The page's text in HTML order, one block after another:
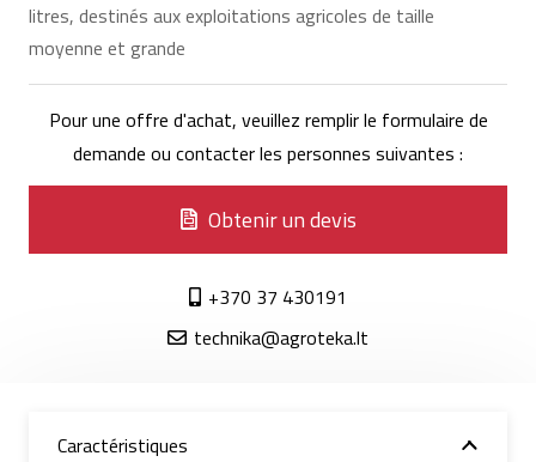
litres, destinés aux exploitations agricoles de taille
moyenne et grande
Pour une offre d'achat, veuillez remplir le formulaire de
demande ou contacter les personnes suivantes :
Obtenir un devis
+370 37 430191
technika@agroteka.lt
Caractéristiques